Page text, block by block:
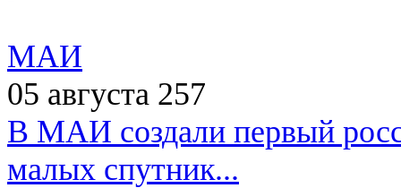
МАИ
05 августа 257
В МАИ создали первый
малых спутник...